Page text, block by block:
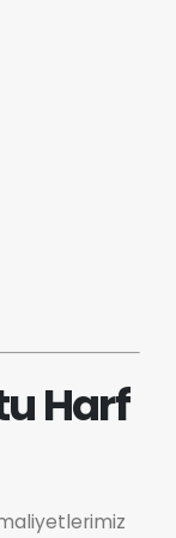
Harf